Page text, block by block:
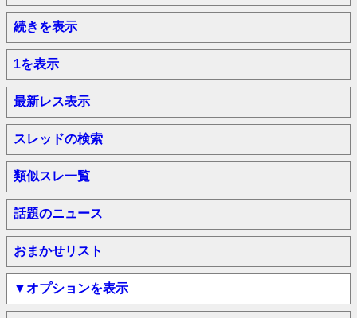
続きを表示
1を表示
最新レス表示
スレッドの検索
類似スレ一覧
話題のニュース
おまかせリスト
▼オプションを表示